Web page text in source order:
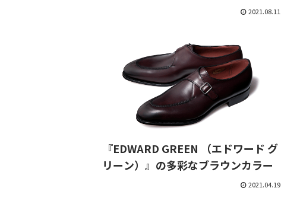
2021.08.11
『EDWARD GREEN （エドワード グ
リーン）』の多彩なブラウンカラー
2021.04.19